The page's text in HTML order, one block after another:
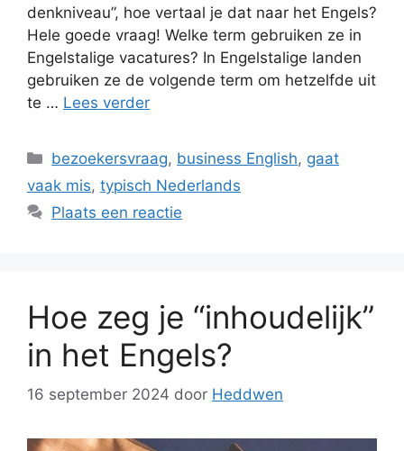
denkniveau”, hoe vertaal je dat naar het Engels?
Hele goede vraag! Welke term gebruiken ze in
Engelstalige vacatures? In Engelstalige landen
gebruiken ze de volgende term om hetzelfde uit
te … Lees verder
Categorieën
bezoekersvraag, business English, gaat
vaak mis, typisch Nederlands
Plaats een reactie
Hoe zeg je “inhoudelijk”
in het Engels?
16 september 2024 door Heddwen